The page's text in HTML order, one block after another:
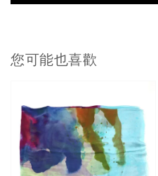
您可能也喜歡